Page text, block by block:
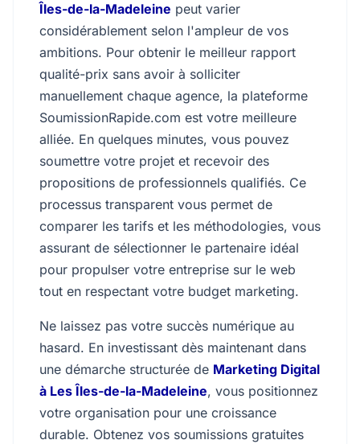
Îles-de-la-Madeleine peut varier
considérablement selon l'ampleur de vos
ambitions. Pour obtenir le meilleur rapport
qualité-prix sans avoir à solliciter
manuellement chaque agence, la plateforme
SoumissionRapide.com est votre meilleure
alliée. En quelques minutes, vous pouvez
soumettre votre projet et recevoir des
propositions de professionnels qualifiés. Ce
processus transparent vous permet de
comparer les tarifs et les méthodologies, vous
assurant de sélectionner le partenaire idéal
pour propulser votre entreprise sur le web
tout en respectant votre budget marketing.
Ne laissez pas votre succès numérique au
hasard. En investissant dès maintenant dans
une démarche structurée de Marketing Digital
à Les Îles-de-la-Madeleine, vous positionnez
votre organisation pour une croissance
durable. Obtenez vos soumissions gratuites